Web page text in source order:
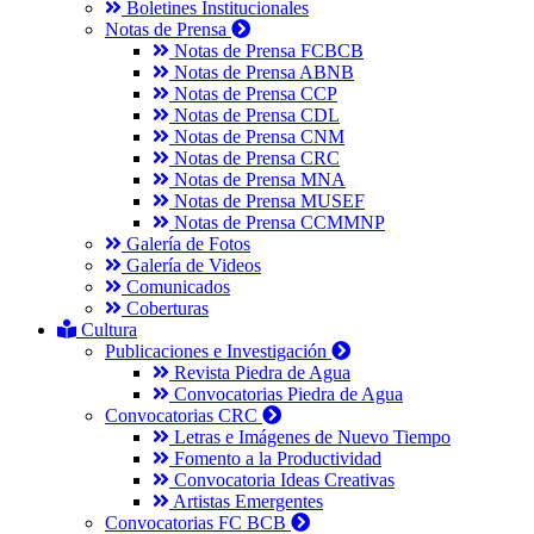
Boletines Institucionales
Notas de Prensa
Notas de Prensa FCBCB
Notas de Prensa ABNB
Notas de Prensa CCP
Notas de Prensa CDL
Notas de Prensa CNM
Notas de Prensa CRC
Notas de Prensa MNA
Notas de Prensa MUSEF
Notas de Prensa CCMMNP
Galería de Fotos
Galería de Videos
Comunicados
Coberturas
Cultura
Publicaciones e Investigación
Revista Piedra de Agua
Convocatorias Piedra de Agua
Convocatorias CRC
Letras e Imágenes de Nuevo Tiempo
Fomento a la Productividad
Convocatoria Ideas Creativas
Artistas Emergentes
Convocatorias FC BCB